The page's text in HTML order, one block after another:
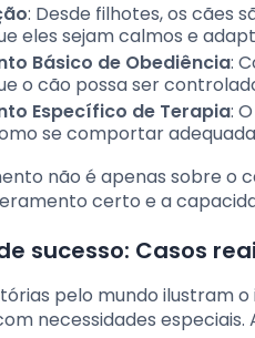
: Desde filhotes, os cães
eles sejam calmos e
Básico de Obediência:
o cão possa ser
Específico de Terapia:
se comportar
não é apenas sobre o
certo e a
sucesso: Casos
pelo mundo ilustram
necessidades